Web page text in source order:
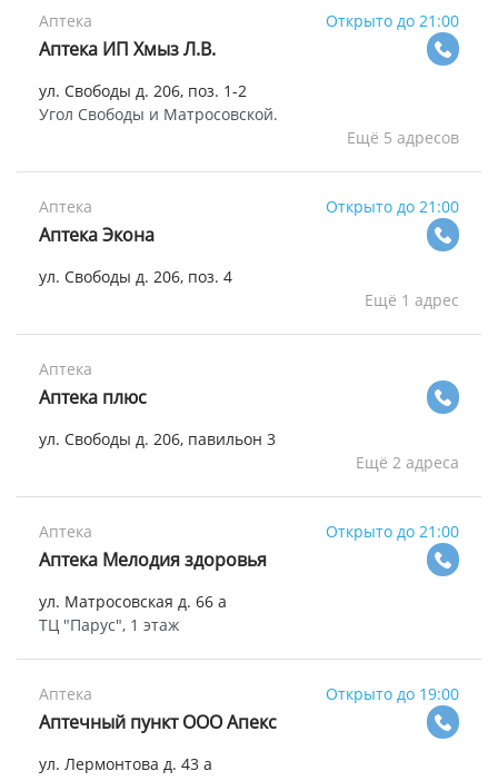
Аптека Открыто до 21:00
Аптека ИП Хмыз Л.В.
ул. Свободы д. 206, поз. 1-2
Угол Свободы и Матросовской.
Ещё 5 адресов
Аптека Открыто до 21:00
Аптека Экона
ул. Свободы д. 206, поз. 4
Ещё 1 адрес
Аптека
Аптека плюс
ул. Свободы д. 206, павильон 3
Ещё 2 адреса
Аптека Открыто до 21:00
Аптека Мелодия здоровья
ул. Матросовская д. 66 а
ТЦ "Парус", 1 этаж
Аптека Открыто до 19:00
Аптечный пункт ООО Апекс
ул. Лермонтова д. 43 а